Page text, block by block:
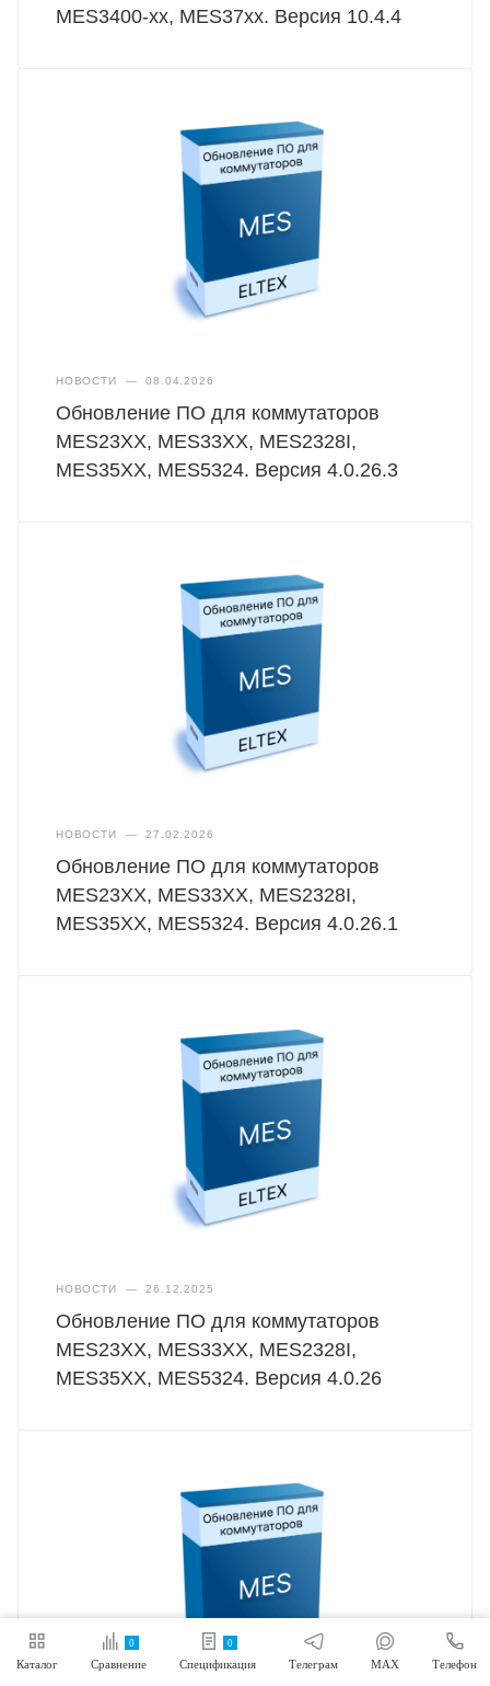
MES3400-xx, MES37хх. Версия 10.4.4
НОВОСТИ — 08.04.2026
Обновление ПО для коммутаторов
MES23XX, MES33XX, MES2328I,
MES35XX, MES5324. Версия 4.0.26.3
НОВОСТИ — 27.02.2026
Обновление ПО для коммутаторов
MES23XX, MES33XX, MES2328I,
MES35XX, MES5324. Версия 4.0.26.1
НОВОСТИ — 26.12.2025
Обновление ПО для коммутаторов
MES23XX, MES33XX, MES2328I,
MES35XX, MES5324. Версия 4.0.26
Каталог
0
Сравнение
0
Спецификация Телеграм MAX Телефон